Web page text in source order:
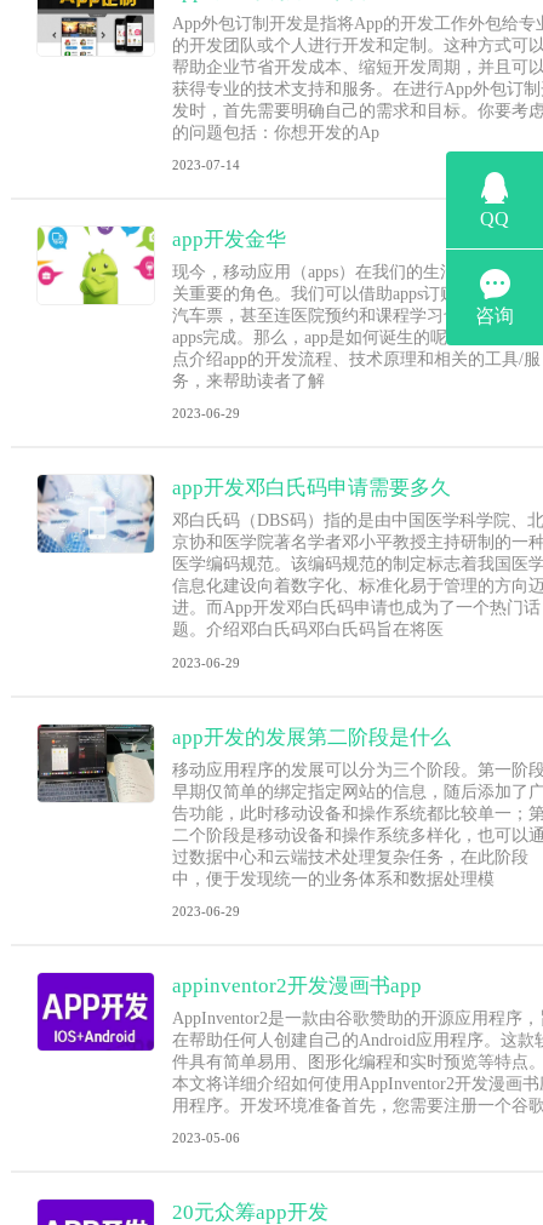
App外包订制开发是指将App的开发工作外包给专
的开发团队或个人进行开发和定制。这种方式可
帮助企业节省开发成本、缩短开发周期，并且可
获得专业的技术支持和服务。在进行App外包订
发时，首先需要明确自己的需求和目标。你要考
的问题包括：你想开发的Ap
2023-07-14
app开发金华
现今，移动应用（apps）在我们的生活中扮演着至
关重要的角色。我们可以借助apps订购食品，购买
汽车票，甚至连医院预约和课程学习也可以通过
apps完成。那么，app是如何诞生的呢？本文将会
点介绍app的开发流程、技术原理和相关的工具/服
务，来帮助读者了解
2023-06-29
app开发邓白氏码申请需要多久
邓白氏码（DBS码）指的是由中国医学科学院、北
京协和医学院著名学者邓小平教授主持研制的一
医学编码规范。该编码规范的制定标志着我国医
信息化建设向着数字化、标准化易于管理的方向
进。而App开发邓白氏码申请也成为了一个热门话
题。介绍邓白氏码邓白氏码旨在将医
2023-06-29
app开发的发展第二阶段是什么
移动应用程序的发展可以分为三个阶段。第一阶
早期仅简单的绑定指定网站的信息，随后添加了
告功能，此时移动设备和操作系统都比较单一；
二个阶段是移动设备和操作系统多样化，也可以
过数据中心和云端技术处理复杂任务，在此阶段
中，便于发现统一的业务体系和数据处理模
2023-06-29
appinventor2开发漫画书app
AppInventor2是一款由谷歌赞助的开源应用程序，
在帮助任何人创建自己的Android应用程序。这款
件具有简单易用、图形化编程和实时预览等特点
本文将详细介绍如何使用AppInventor2开发漫画书
用程序。开发环境准备首先，您需要注册一个谷
2023-05-06
20元众筹app开发